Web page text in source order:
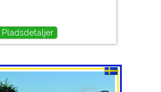
Pladsdetaljer